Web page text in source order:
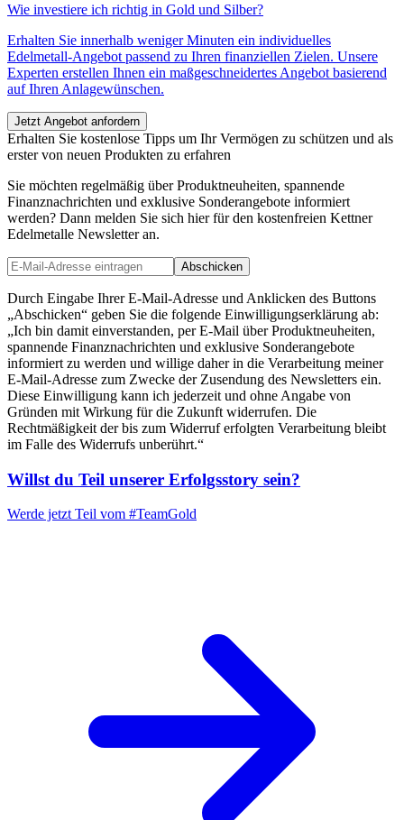
Wie investiere ich richtig in Gold und Silber?
Erhalten Sie innerhalb weniger Minuten ein individuelles
Edelmetall-Angebot passend zu Ihren finanziellen Zielen. Unsere
Experten erstellen Ihnen ein maßgeschneidertes Angebot basierend
auf Ihren Anlagewünschen.
Jetzt Angebot anfordern
Erhalten Sie kostenlose Tipps um Ihr Vermögen zu schützen und als
erster von neuen Produkten zu erfahren
Sie möchten regelmäßig über Produktneuheiten, spannende
Finanznachrichten und exklusive Sonderangebote informiert
werden? Dann melden Sie sich hier für den kostenfreien Kettner
Edelmetalle Newsletter an.
Abschicken
Durch Eingabe Ihrer E-Mail-Adresse und Anklicken des Buttons
„Abschicken“ geben Sie die folgende Einwilligungserklärung ab:
„Ich bin damit einverstanden, per E-Mail über Produktneuheiten,
spannende Finanznachrichten und exklusive Sonderangebote
informiert zu werden und willige daher in die Verarbeitung meiner
E-Mail-Adresse zum Zwecke der Zusendung des Newsletters ein.
Diese Einwilligung kann ich jederzeit und ohne Angabe von
Gründen mit Wirkung für die Zukunft widerrufen. Die
Rechtmäßigkeit der bis zum Widerruf erfolgten Verarbeitung bleibt
im Falle des Widerrufs unberührt.“
Willst du Teil unserer Erfolgsstory sein?
Werde jetzt Teil vom #TeamGold